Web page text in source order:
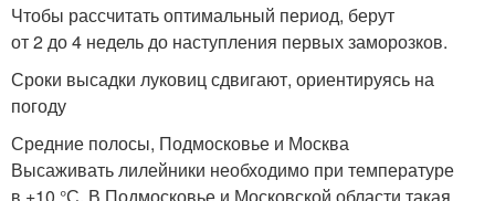
Чтобы рассчитать оптимальный период, берут
от 2 до 4 недель до наступления первых заморозков.
Сроки высадки луковиц сдвигают, ориентируясь на
погоду
Средние полосы, Подмосковье и Москва
Высаживать лилейники необходимо при температуре